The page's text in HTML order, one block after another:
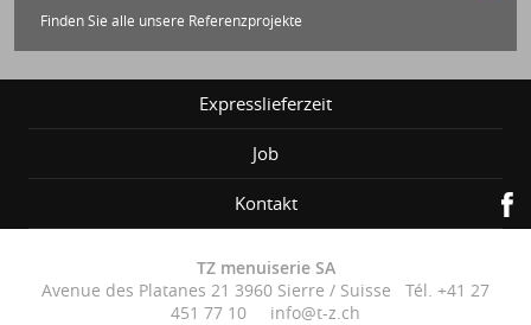
Finden Sie alle unsere Referenzprojekte
Expresslieferzeit
Job
Kontakt
TZ menuiserie SA
Avenue des Platanes 21 3960 Sierre / Suisse Tél. +41 27
451 77 10 info@t-z.ch